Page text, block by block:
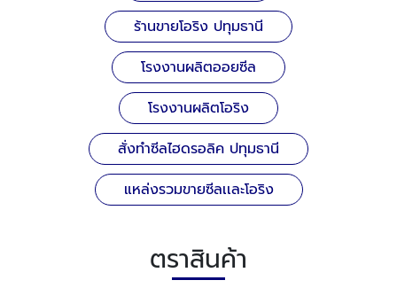
ร้านขายโอริง ปทุมธานี
โรงงานผลิตออยซีล
โรงงานผลิตโอริง
สั่งทำซีลไฮดรอลิค ปทุมธานี
แหล่งรวมขายซีลเเละโอริง
ตราสินค้า